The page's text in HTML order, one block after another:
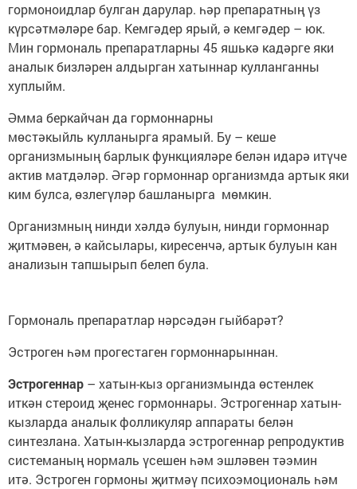
гормоноидлар булган дарулар. һәр препаратның үз
күрсәтмәләре бар. Кемгәдер ярый, ә кемгәдер – юк.
Мин гормональ препаратларны 45 яшькә кадәрге яки
аналык бизләрен алдырган хатыннар кулланганны
хуплыйм.
Әмма беркайчан да гормоннарны
мөстәкыйль кулланырга ярамый. Бу – кеше
организмының барлык функцияләре белән идарә итүче
актив матдәләр. Әгәр гормоннар организмда артык яки
ким булса, өзлегүләр башланырга мөмкин.
Организмның нинди хәлдә булуын, нинди гормоннар
җитмәвен, ә кайсылары, киресенчә, артык булуын кан
анализын тапшырып белеп була.
Гормональ препаратлар нәрсәдән гыйбарәт?
Эстроген һәм прогестаген гормоннарыннан.
Эстрогеннар – хатын-кыз организмында өстенлек
иткән стероид җенес гормоннары. Эстрогеннар хатын-
кызларда аналык фолликуляр аппараты белән
синтезлана. Хатын-кызларда эстрогеннар репродуктив
системаның нормаль үсешен һәм эшләвен тәэмин
итә. Эстроген гормоны җитмәү психоэмоциональ һәм